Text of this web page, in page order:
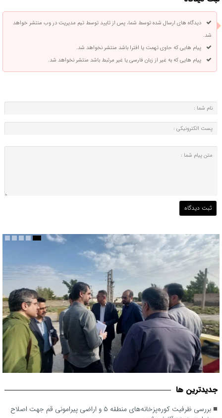
دیدگاه های ارسال شده توسط شما، پس از تایید توسط تیم مدیریت در وب منتشر خواهد
شد.
پیام هایی که حاوی تهمت یا افترا باشد منتشر نخواهد شد.
پیام هایی که به غیر از زبان فارسی یا غیر مرتبط باشد منتشر نخواهد شد.
اصلاح خط محدوده قانونی شهر
جديدترين ها
بررسی ظرفیت کوره‌پزخانه‌های منطقه ۵ و اراضی پیرامونی قم جهت اصلاح